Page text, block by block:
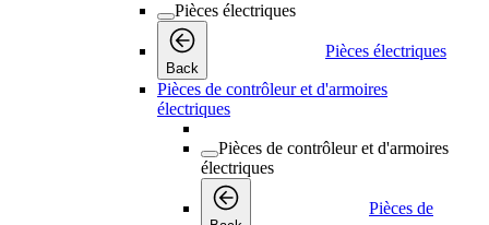
Pièces électriques
Back
Pièces électriques
Pièces de contrôleur et d'armoires
électriques
Pièces de contrôleur et d'armoires
électriques
Pièces de